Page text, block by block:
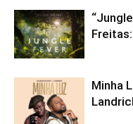
Minha